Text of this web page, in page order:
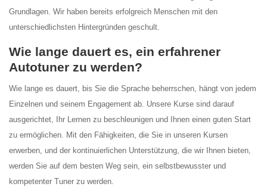
Grundlagen. Wir haben bereits erfolgreich Menschen mit den
unterschiedlichsten Hintergründen geschult.
Wie lange dauert es, ein erfahrener
Autotuner zu werden?
Wie lange es dauert, bis Sie die Sprache beherrschen, hängt von jedem
Einzelnen und seinem Engagement ab. Unsere Kurse sind darauf
ausgerichtet, Ihr Lernen zu beschleunigen und Ihnen einen guten Start
zu ermöglichen. Mit den Fähigkeiten, die Sie in unseren Kursen
erwerben, und der kontinuierlichen Unterstützung, die wir Ihnen bieten,
werden Sie auf dem besten Weg sein, ein selbstbewusster und
kompetenter Tuner zu werden.